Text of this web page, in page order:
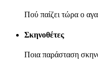
Πού παίζει τώρα ο
Σκηνοθέτες
Ποια παράσταση